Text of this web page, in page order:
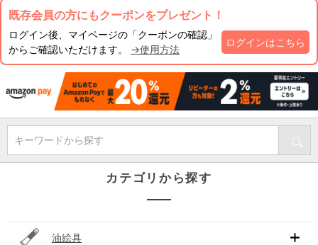
既存会員の方にもクーポンをプレゼント！
ログイン後、マイページの「クーポンの確認」
からご確認いただけます。 →使用方法
ログインはこちら
キーワードから探す
カテゴリから探す
油絵具